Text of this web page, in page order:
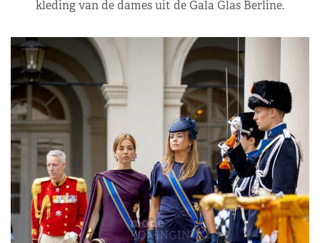
kleding van de dames uit de Gala Glas Berline.